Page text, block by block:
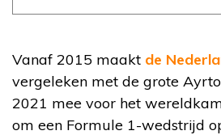
Vanaf 2015 maakt de
vergeleken met de grote
2021 mee voor het
om een Formule 1-wedstrijd